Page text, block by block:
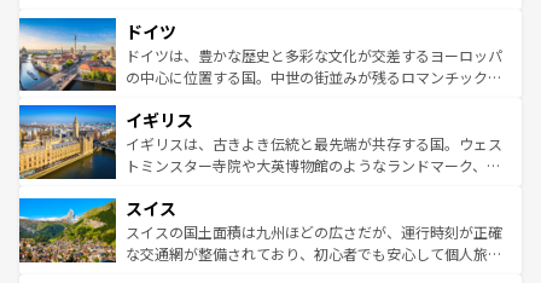
せる。地方によって風土や気候が異なるスペインはその個
性で訪れる人を魅了する。 なお、新着のスペイン情報は コ
ンテンツ一覧を参照してほしい。
で、幅広い魅力が詰まっている。華麗な宮殿、歴史的な大
聖堂、美しいビーチ、そして豊かな自然が、訪れる者を心
から魅了する。また、フランスは美食の国としても知ら
いる。シャンパンの発祥地であるランス、プロヴァンスの
香り高いラベンダー畑など、多彩な楽しみ方が可能だ。さ
らに、パリ以外の地域にも魅力が溢れており、どの街角に
れる地方に足を運ぶとそれぞれで全く異なる文化を体験で
きるだろう。 なお、新着のフランス情報はコンテンツ一覧
を参照してほしい。
ドイツ
ドイツは、豊かな歴史と多彩な文化が交差するヨーロッパ
の中心に位置する国。中世の街並みが残るロマンチック街
顔を持つこの国は、どこを歩いても飽きることがない。ベ
ルリンの文化的活気、バイエルン州のアルプスの絶景、そ
してライン川沿いのワイン畑といった風景は必見。ビール
は、お酒好きな人にはぜひ体験してほしい。 なお、新着の
ドイツ情報はコンテンツ一覧を参照してほしい。
イギリス
イギリスは、古きよき伝統と最先端が共存する国。ウェス
トミンスター寺院や大英博物館のようなランドマーク、歴
リアごとに異なる魅力がある。また、優雅なアフタヌーン
ティー、ビール好きにはたまらない英国パブ、サッカー観
戦など、本場だからこそできる体験も豊富。イギリスを旅
スイス
スイスの国土面積は九州ほどの広さだが、運行時刻が正確
な交通網が整備されており、初心者でも安心して個人旅行